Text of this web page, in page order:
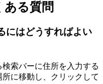
ある質問
にはどうすればよい
索バーに住所を入力する
に移動し、クリックして